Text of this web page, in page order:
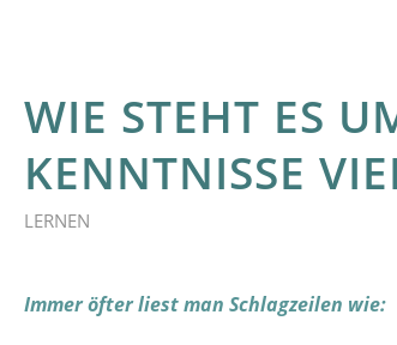
WIE STEHT ES
KENNTNISSE
LERNEN
Immer öfter liest man Schlagzeilen wie: